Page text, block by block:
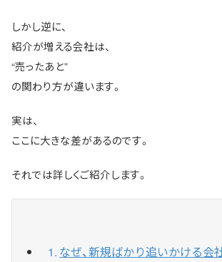
しかし逆に、
紹介が増える会社は、
“売ったあと”
の関わり方が違います。
実は、
ここに大きな差があるのです。
それでは詳しくご紹介します。
なぜ、新規ばかり追いかける会